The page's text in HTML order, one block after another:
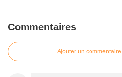
Commentaires
Ajouter un commentaire